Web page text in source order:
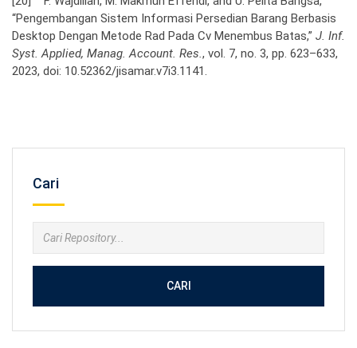
“Pengembangan Sistem Informasi Persedian Barang Berbasis
Desktop Dengan Metode Rad Pada Cv Menembus Batas,” J. Inf.
Syst. Applied, Manag. Account. Res., vol. 7, no. 3, pp. 623–633,
2023, doi: 10.52362/jisamar.v7i3.1141.
Cari
CARI